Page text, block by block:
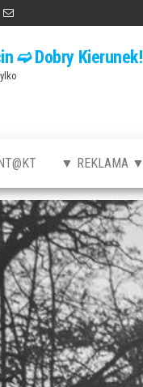
➫ Dobry Kierunek!
▼ REKLAMA ▼